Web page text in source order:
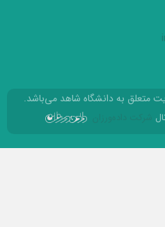
متعلق به دانشگاه شاهد می‌باشد.